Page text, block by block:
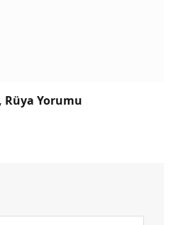
Rüya Yorumu